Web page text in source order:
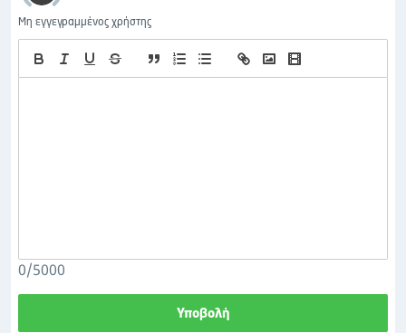
Μη εγγεγραμμένος χρήστης
0/5000
Υποβολή